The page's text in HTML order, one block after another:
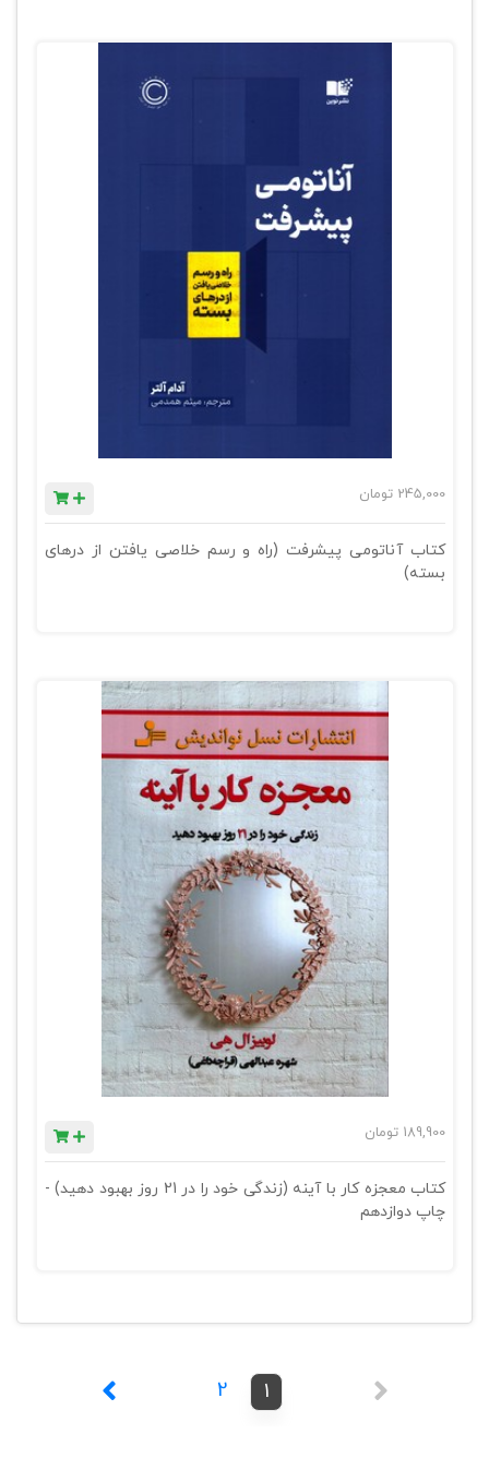
245,000 تومان
کتاب آناتومی پیشرفت (راه و رسم خلاصی یافتن از درهای
بسته)
189,900 تومان
کتاب معجزه کار با آینه (زندگی خود را در 21 روز بهبود دهید) -
چاپ دوازدهم
1
2